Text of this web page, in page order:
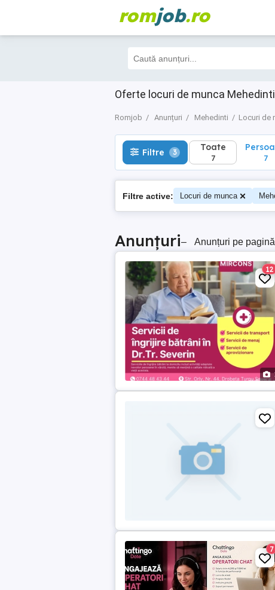
romjob.ro
Oferte locuri de munca
Romjob Anunțuri Mehedinti Locuri de
Filtre 3 Toate
7
Filtre 3 Toate
7 7
Filtre active: Locuri de munca
Anunțuri– Anunțuri pe
12
7